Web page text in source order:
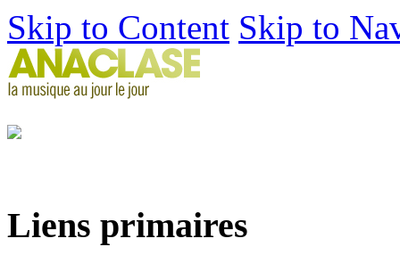
Skip to Content Skip to
Liens primaires